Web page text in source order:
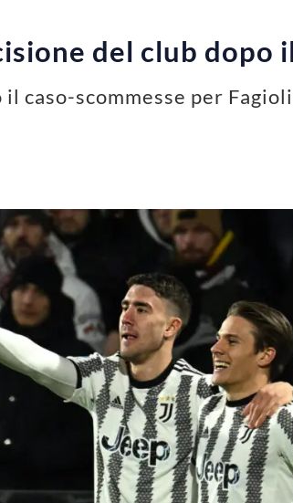
del club dopo
caso-scommesse per